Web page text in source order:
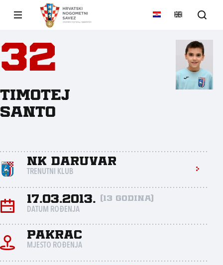
32
Timotej
Santo
NK Daruvar
TRENUTNI KLUB
17.03.2013. (13 godina)
DATUM ROĐENJA
Pakrac
MJESTO ROĐENJA